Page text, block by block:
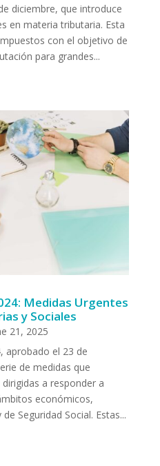
diciembre, que introduce
en materia tributaria. Esta
con el objetivo de
para grandes...
Medidas Urgentes
y Sociales
21, 2025
aprobado el 23 de
de medidas que
a responder a
económicos,
Seguridad Social. Estas...